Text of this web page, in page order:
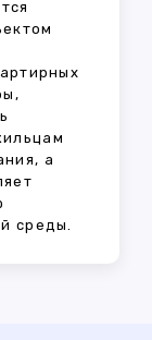
а
среды.